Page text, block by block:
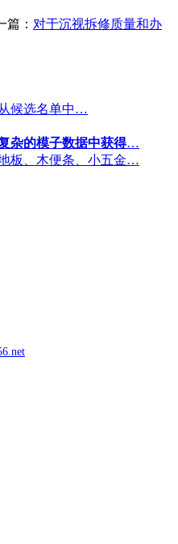
篇： 对于沉视拆修质量和办
候选名单中…
杂的模子数据中获得…
板、木便条、小五金…